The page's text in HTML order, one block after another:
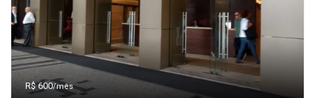
R$ 600/mês